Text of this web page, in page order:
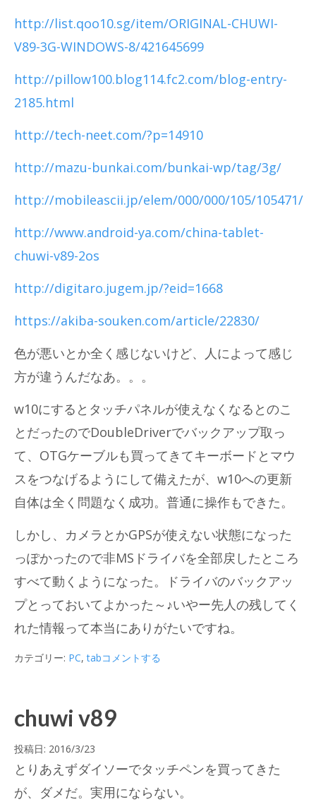
http://list.qoo10.sg/item/ORIGINAL-CHUWI-
V89-3G-WINDOWS-8/421645699
http://pillow100.blog114.fc2.com/blog-entry-
2185.html
http://tech-neet.com/?p=14910
http://mazu-bunkai.com/bunkai-wp/tag/3g/
http://mobileascii.jp/elem/000/000/105/105471/
http://www.android-ya.com/china-tablet-
chuwi-v89-2os
http://digitaro.jugem.jp/?eid=1668
https://akiba-souken.com/article/22830/
色が悪いとか全く感じないけど、人によって感じ
方が違うんだなあ。。。
w10にするとタッチパネルが使えなくなるとのこ
とだったのでDoubleDriverでバックアップ取っ
て、OTGケーブルも買ってきてキーボードとマウ
スをつなげるようにして備えたが、w10への更新
自体は全く問題なく成功。普通に操作もできた。
しかし、カメラとかGPSが使えない状態になった
っぽかったので非MSドライバを全部戻したところ
すべて動くようになった。ドライバのバックアッ
プとっておいてよかった～♪いやー先人の残してく
れた情報って本当にありがたいですね。
カテゴリー: PC,tabコメントする
chuwi v89
投稿日: 2016/3/23
とりあえずダイソーでタッチペンを買ってきた
が、ダメだ。実用にならない。